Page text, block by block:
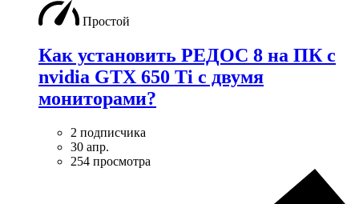
Простой
Как установить РЕДОС 8 на ПК с
nvidia GTX 650 Ti с двумя
мониторами?
2 подписчика
30 апр.
254 просмотра